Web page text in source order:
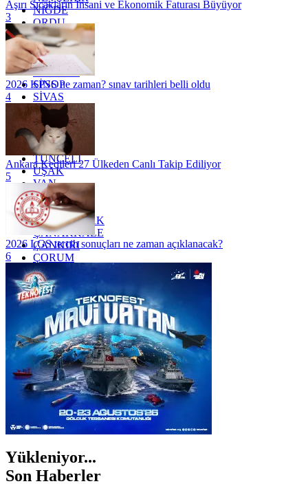
NİĞDE
ORDU
OSMANİYE
RİZE
SAKARYA
SAMSUN
SİNOP
SİVAS
SİİRT
TEKİRDAĞ
TOKAT
TRABZON
TUNCELİ
UŞAK
VAN
YALOVA
YOZGAT
ZONGULDAK
ÇANAKKALE
ÇANKIRI
ÇORUM
İSTANBUL
İZMİR
ŞANLIURFA
ŞIRNAK
Aşırı Sıcakların İnsani ve Ekonomik Faturası Büyüyor
3
2026 KPSS ne zaman? sınav tarihleri belli oldu
4
Ankara Kedileri 27 Ülkeden Canlı Takip Ediliyor
5
2026 LGS tercih sonuçları ne zaman açıklanacak?
6
Yükleniyor...
Son Haberler